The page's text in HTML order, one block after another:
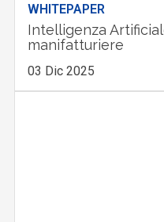
WHITEPAPER
Intelligenza
manifatturiere
03 Dic 2025